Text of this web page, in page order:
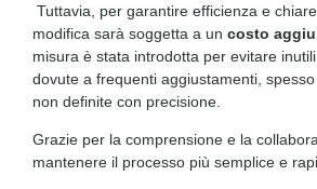
Tuttavia, per garantire efficienza e
modifica sarà soggetta a un costo
misura è stata introdotta per evitare
dovute a frequenti aggiustamenti,
non definite con precisione.
Grazie per la comprensione e la
mantenere il processo più semplice e